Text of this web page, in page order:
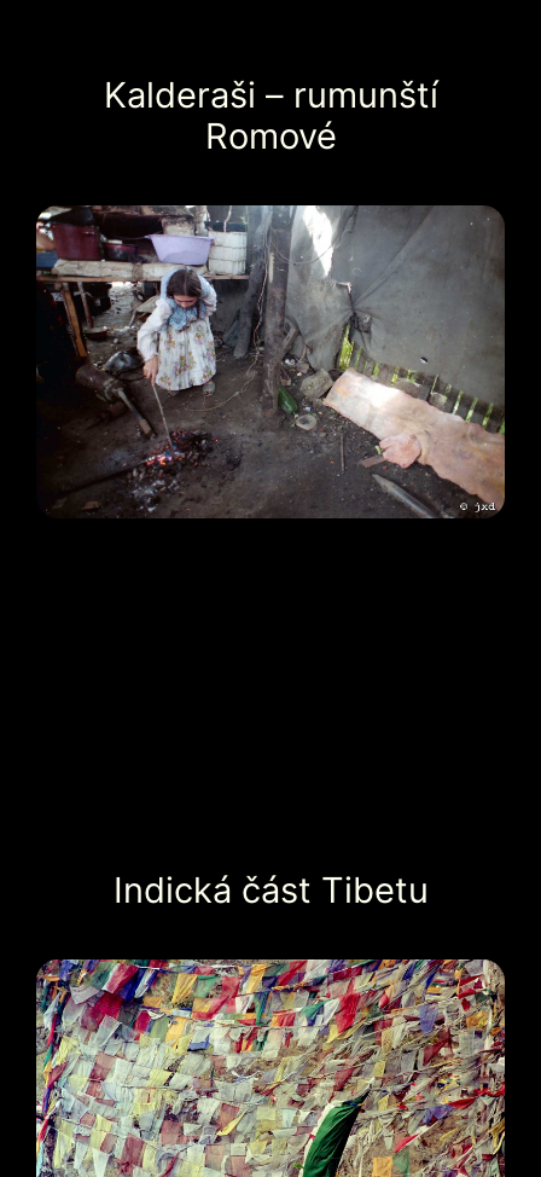
Kalderaši – rumunští
Romové
Indická část Tibetu